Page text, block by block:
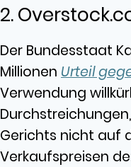
2.
Der Bundesstaat
Millionen Urteil
Verwendung
Gerichts nicht auf
Verkaufspreisen